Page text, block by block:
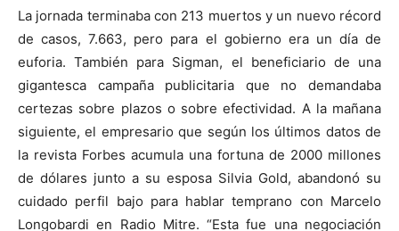
La jornada terminaba con 213 muertos y un nuevo récord
de casos, 7.663, pero para el gobierno era un día de
euforia. También para Sigman, el beneficiario de una
gigantesca campaña publicitaria que no demandaba
certezas sobre plazos o sobre efectividad. A la mañana
siguiente, el empresario que según los últimos datos de
la revista Forbes acumula una fortuna de 2000 millones
de dólares junto a su esposa Silvia Gold, abandonó su
cuidado perfil bajo para hablar temprano con Marcelo
Longobardi en Radio Mitre. “Esta fue una negociación